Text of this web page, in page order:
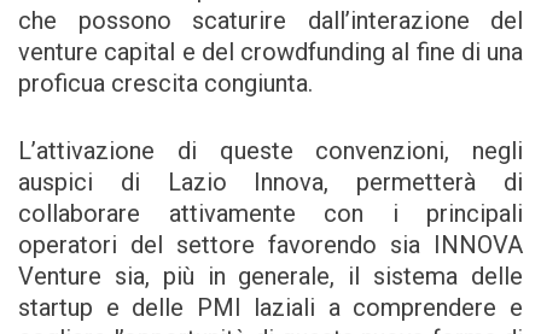
che possono scaturire dall’interazione del
venture capital e del crowdfunding al fine di una
proficua crescita congiunta.
L’attivazione di queste convenzioni, negli
auspici di Lazio Innova, permetterà di
collaborare attivamente con i principali
operatori del settore favorendo sia INNOVA
Venture sia, più in generale, il sistema delle
startup e delle PMI laziali a comprendere e